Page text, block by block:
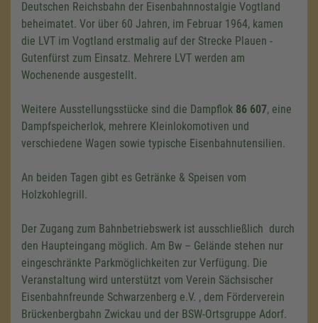
Deutschen Reichsbahn der Eisenbahnnostalgie Vogtland
beheimatet. Vor über 60 Jahren, im Februar 1964, kamen
die LVT im Vogtland erstmalig auf der Strecke Plauen -
Gutenfürst zum Einsatz. Mehrere LVT werden am
Wochenende ausgestellt.
Weitere Ausstellungsstücke sind die Dampflok 86 607, eine
Dampfspeicherlok, mehrere Kleinlokomotiven und
verschiedene Wagen sowie typische Eisenbahnutensilien.
An beiden Tagen gibt es Getränke & Speisen vom
Holzkohlegrill.
Der Zugang zum Bahnbetriebswerk ist ausschließlich durch
den Haupteingang möglich. Am Bw – Gelände stehen nur
eingeschränkte Parkmöglichkeiten zur Verfügung. Die
Veranstaltung wird unterstützt vom Verein Sächsischer
Eisenbahnfreunde Schwarzenberg e.V. , dem Förderverein
Brückenbergbahn Zwickau und der BSW-Ortsgruppe Adorf.